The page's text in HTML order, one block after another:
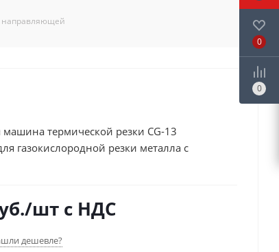
направляющей
машина термической резки CG-13
газокислородной резки металла с
гибкой направляющей с
/шт с НДС
дешевле?
0
0